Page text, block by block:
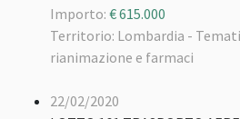
Importo: € 615.000
Territorio: Lombardia -
rianimazione e farmaci
22/02/2020